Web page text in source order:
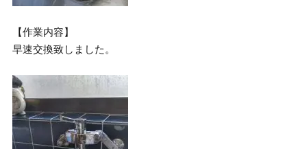
【作業内容】
早速交換致しました。